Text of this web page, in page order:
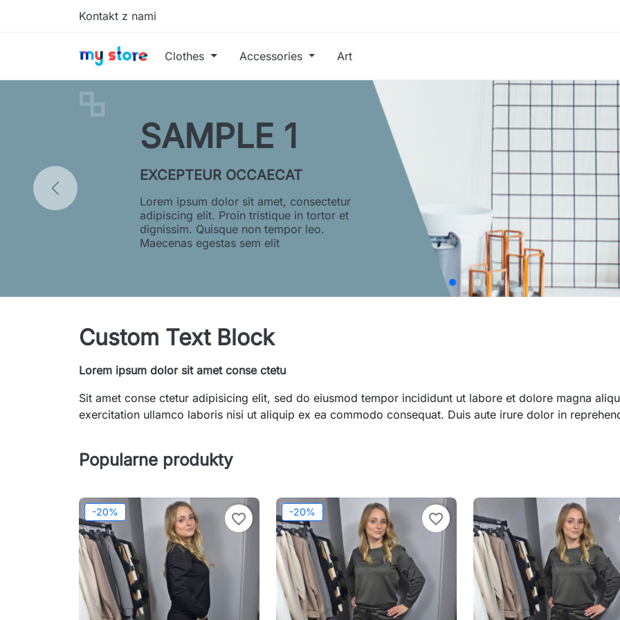
Kontakt z nami
Clothes Accessories Art
SAMPLE 2
EXCEPTEUR OCCAECAT
Lorem ipsum dolor sit amet, consectetur
adipiscing elit. Proin tristique in tortor et
dignissim. Quisque non tempor leo.
Maecenas egestas sem elit
Custom Text Block
Lorem ipsum dolor sit amet conse ctetu
Sit amet conse ctetur adipisicing elit, sed do eiusmod tempor incididunt ut labore et dolore magna
exercitation ullamco laboris nisi ut aliquip ex ea commodo consequat. Duis aute irure dolor in
Popularne produkty
-20% favorite_border -20% favorite_border